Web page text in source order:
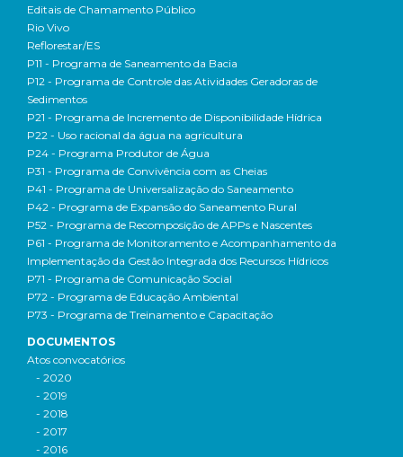
Editais de Chamamento Público
Rio Vivo
Reflorestar/ES
P11 - Programa de Saneamento da Bacia
P12 - Programa de Controle das Atividades Geradoras de
Sedimentos
P21 - Programa de Incremento de Disponibilidade Hídrica
P22 - Uso racional da água na agricultura
P24 - Programa Produtor de Água
P31 - Programa de Convivência com as Cheias
P41 - Programa de Universalização do Saneamento
P42 - Programa de Expansão do Saneamento Rural
P52 - Programa de Recomposição de APPs e Nascentes
P61 - Programa de Monitoramento e Acompanhamento da
Implementação da Gestão Integrada dos Recursos Hídricos
P71 - Programa de Comunicação Social
P72 - Programa de Educação Ambiental
P73 - Programa de Treinamento e Capacitação
DOCUMENTOS
Atos convocatórios
- 2020
- 2019
- 2018
- 2017
- 2016